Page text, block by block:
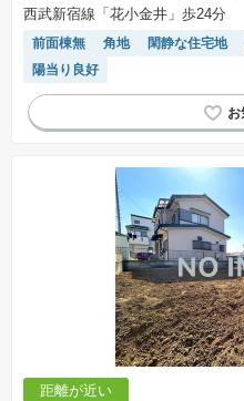
西武新宿線「花小金井」歩24分
前面棟無 角地 閑静な住宅地
陽当り良好
距離が近い